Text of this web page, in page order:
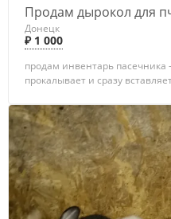
Продам дырокол для
Донецк
₽ 1 000
продам инвентарь
прокалывает и сразу